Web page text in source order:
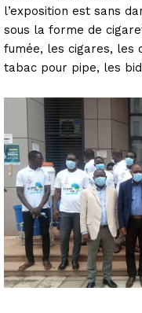
l’exposition est sans
sous la forme de
fumée, les cigares, les
tabac pour pipe, les